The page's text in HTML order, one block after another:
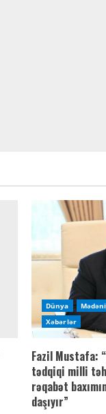
Dünya
Xəbərlər
Fazil Mustafa:
tədqiqi milli
rəqabət
daşıyır”